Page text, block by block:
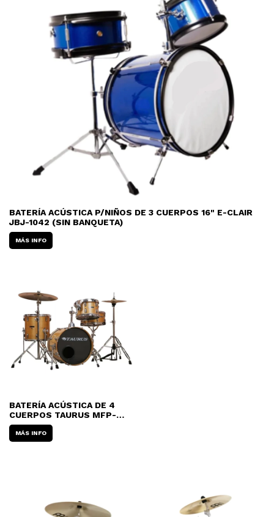
BATERÍA ACÚSTICA P/NIÑOS DE 3 CUERPOS 16" E-CLAIR
JBJ-1042 (SIN BANQUETA)
MÁS INFO
BATERÍA ACÚSTICA DE 4
CUERPOS TAURUS MFP-
410/6 18"
MÁS INFO